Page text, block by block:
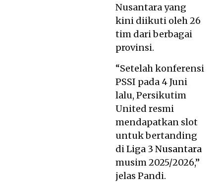
Nusantara yang
kini diikuti oleh 26
tim dari berbagai
provinsi.
“Setelah konferensi
PSSI pada 4 Juni
lalu, Persikutim
United resmi
mendapatkan slot
untuk bertanding
diLiga 3 Nusantara
musim 2025/2026,”
jelas Pandi.